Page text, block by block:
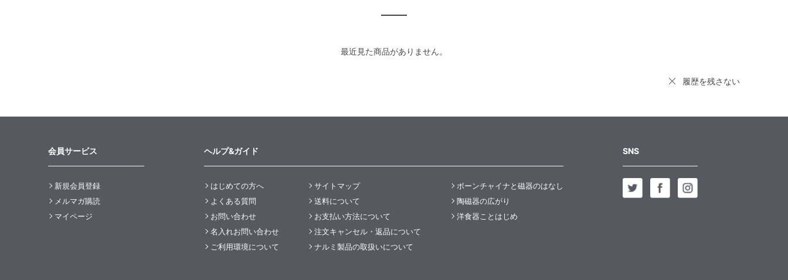
最近見た商品がありません。
履歴を残さない
会員サービス
新規会員登録
メルマガ購読
マイページ
ヘルプ&ガイド
はじめての方へ
よくある質問
お問い合わせ
名入れお問い合わせ
ご利用環境について
サイトマップ
送料について
お支払い方法について
注文キャンセル・返品について
ナルミ製品の取扱いについて
ボーンチャイナと磁器のはなし
陶磁器の広がり
洋食器ことはじめ
SNS